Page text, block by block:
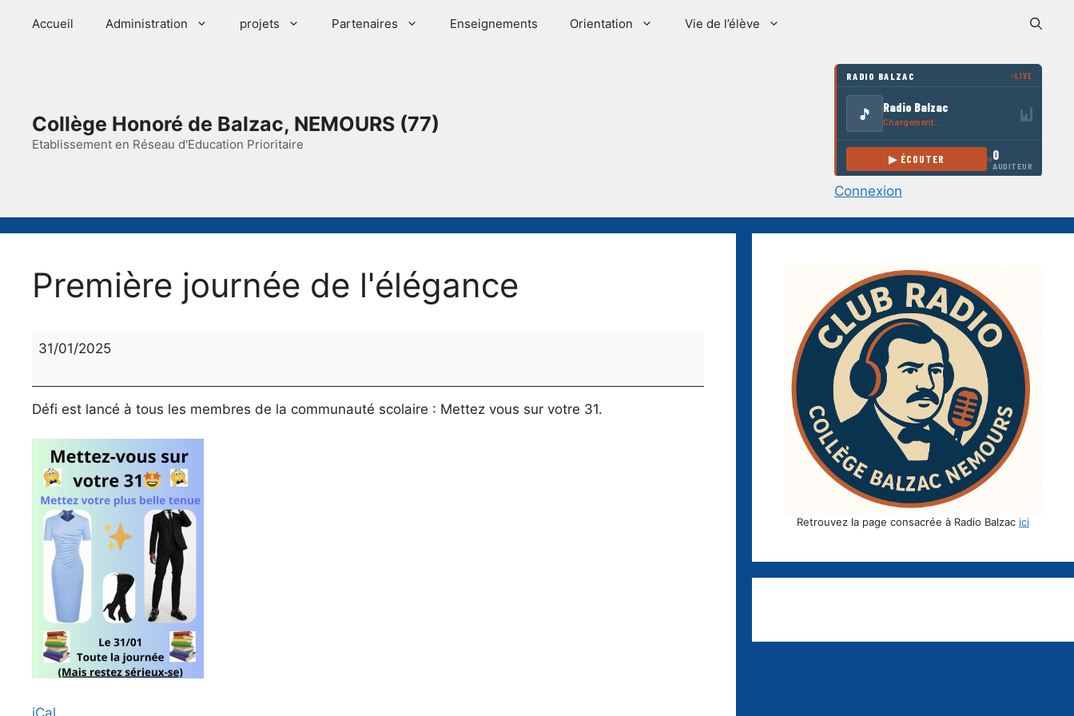
Accueil Administration projets Partenaires Enseignements Orientation Vie de l’élève
Collège Honoré de Balzac, NEMOURS (77)
Etablissement en Réseau d'Education Prioritaire
Connexion
Première journée de l'élégance
Première
l'élégance
31/01/2025
Défi est lancé à tous les membres de la communauté scolaire : Mettez vous sur votre 31.
iCal
Retrouvez la page consacrée à Radio Balzac ici